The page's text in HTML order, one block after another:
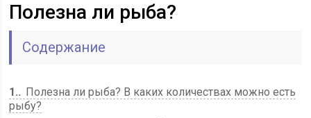
Полезна ли рыба?
Содержание
1.
Полезна ли рыба? В каких количествах можно есть
рыбу?